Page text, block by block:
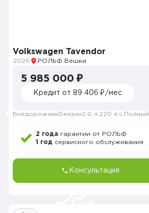
Volkswagen Tavendor
2026 РОЛЬФ Вешки
5 985 000 ₽
Кредит от 89 406 ₽/мес
Внедорожник Бензин2.0 л. 220 л.с. Полный
2 года гарантии от РОЛЬФ
1 год сервисного обслуживания
Консультация